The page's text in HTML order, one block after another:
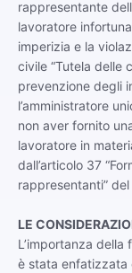
rappresentante
lavoratore
imperizia e la
civile “Tutela delle
prevenzione degli
l’amministratore
non aver fornito
lavoratore in
dall’articolo 37
rappresentanti”
LE
L’importanza
è stata enfatizzata